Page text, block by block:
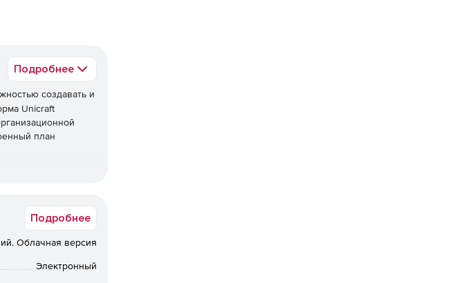
Подробнее
создавать и
Unicraft
план
деятельности,
Подробнее
Облачная версия
Электронный